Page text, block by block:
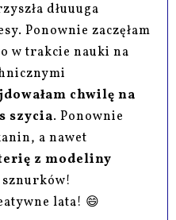
dłuuuga
Ponownie zaczęłam
w trakcie nauki na
chwilę na
szycia. Ponownie
a nawet
z modeliny
lata! 😄